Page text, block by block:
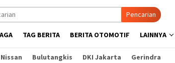
Pencarian
TAG BERITA BERITA OTOMOTIF LAINNYA
Nissan Bulutangkis DKI Jakarta Gerindra